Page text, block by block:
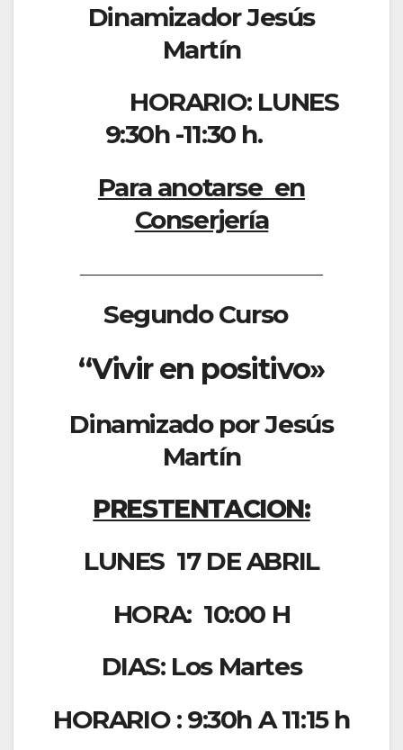
Dinamizador Jesús
Martín
HORARIO: LUNES
9:30h -11:30 h.
Para anotarse en
Conserjería
Segundo Curso
“Vivir en positivo»
Dinamizado por Jesús
Martín
PRESTENTACION:
LUNES 17 DE ABRIL
HORA: 10:00 H
DIAS: Los Martes
HORARIO : 9:30h A 11:15 h